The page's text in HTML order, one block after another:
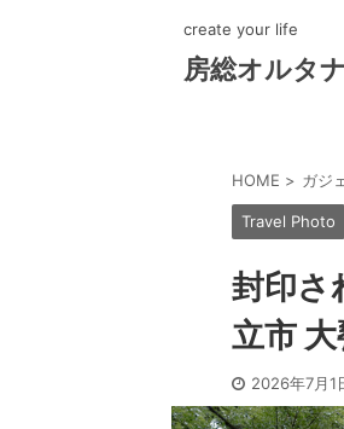
create your life
房総オルタ
HOME > ガジ
Travel Photo
封印さ
立市
2026年7月1